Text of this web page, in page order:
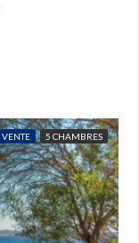
VENTE 5 CHAMBRES